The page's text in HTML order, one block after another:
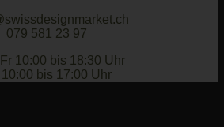
079 581 23 97
10:00 bis 18:30 Uhr
bis 17:00 Uhr